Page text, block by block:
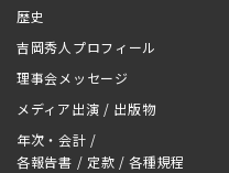
歴史
吉岡秀人プロフィール
理事会メッセージ
メディア出演 / 出版物
年次・会計 /
各報告書 / 定款 / 各種規程